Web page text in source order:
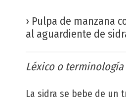
› Pulpa de manzana
al aguardiente de
Léxico o terminología
La sidra se bebe de un